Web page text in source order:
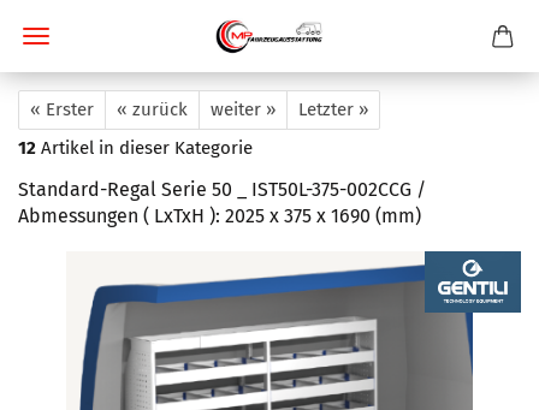
« Erster « zurück weiter »
Letzter »
12 Artikel in dieser Kategorie
Standard-Regal Serie 50 _ IST50L-375-002CCG /
Abmessungen ( LxTxH ): 2025 x 375 x 1690 (mm)